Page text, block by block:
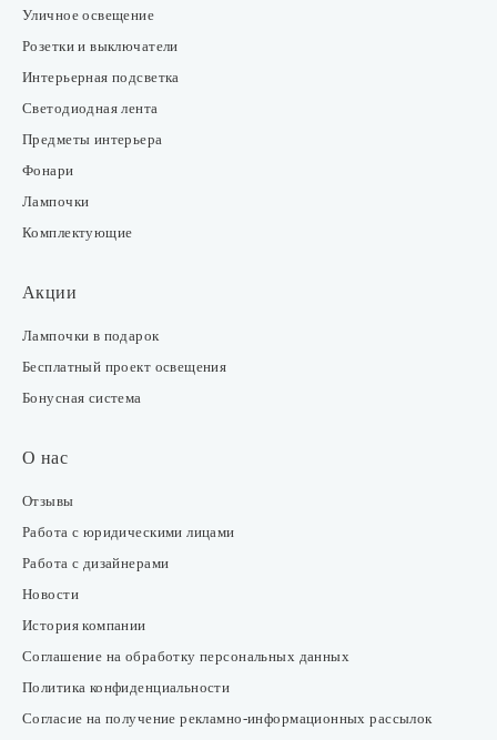
Уличное освещение
Розетки и выключатели
Интерьерная подсветка
Светодиодная лента
Предметы интерьера
Фонари
Лампочки
Комплектующие
Акции
Лампочки в подарок
Бесплатный проект освещения
Бонусная система
О нас
Отзывы
Работа с юридическими лицами
Работа с дизайнерами
Новости
История компании
Соглашение на обработку персональных данных
Политика конфиденциальности
Согласие на получение рекламно-информационных рассылок